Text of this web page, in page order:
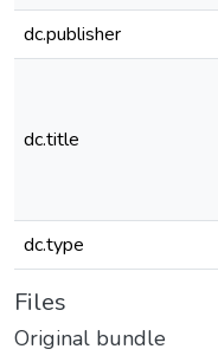
dc.publisher
dc.title
dc.type
Files
Original bundle